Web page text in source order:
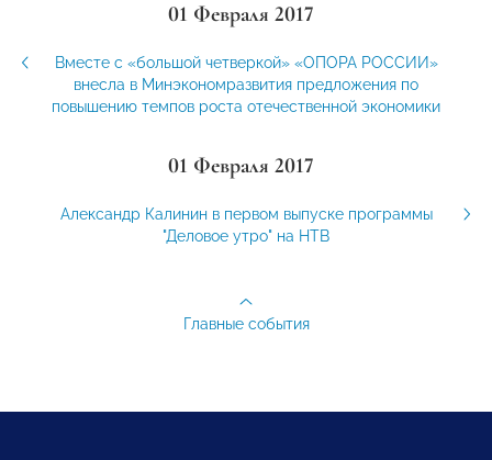
01 Февраля 2017
Вместе с «большой четверкой» «ОПОРА РОССИИ»
внесла в Минэкономразвития предложения по
повышению темпов роста отечественной экономики
01 Февраля 2017
Александр Калинин в первом выпуске программы
"Деловое утро" на НТВ
Главные события